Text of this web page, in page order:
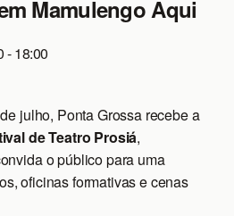
Mamulengo Aqui
-18:00
julho, Ponta Grossa recebe a
de Teatro Prosiá,
o público para uma
oficinas formativas e cenas